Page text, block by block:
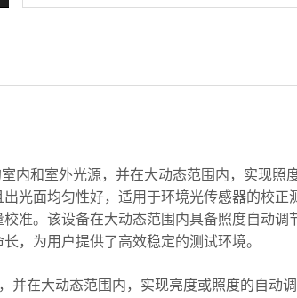
和室外光源，并在大动态范围内，实现照
光面均匀性好，适用于环境光传感器的校正
准。该设备在大动态范围内具备照度自动调
，为用户提供了高效稳定的测试环境。
在大动态范围内，实现亮度或照度的自动调